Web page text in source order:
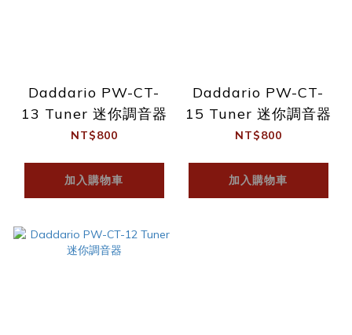
Daddario PW-CT-
13 Tuner 迷你調音器
NT$800
加入購物車
Daddario PW-CT-
15 Tuner 迷你調音器
NT$800
加入購物車